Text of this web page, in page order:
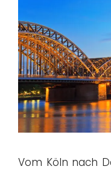
Vom Köln nach